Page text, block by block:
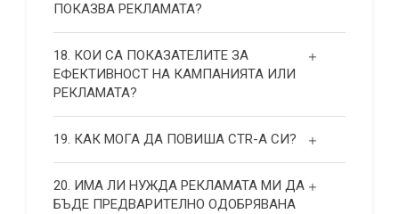
ПОКАЗВА РЕКЛАМАТА?
18. КОИ СА ПОКАЗАТЕЛИТЕ ЗА
ЕФЕКТИВНОСТ НА КАМПАНИЯТА ИЛИ
РЕКЛАМАТА?
19. КАК МОГА ДА ПОВИША СТR-А СИ?
20. ИМА ЛИ НУЖДА РЕКЛАМАТА МИ ДА
БЪДЕ ПРЕДВАРИТЕЛНО ОДОБРЯВАНА